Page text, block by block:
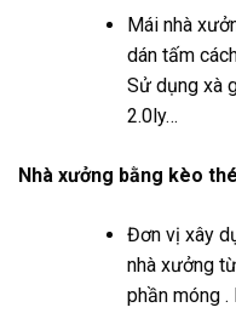
Mái nhà
dán tấm
Sử dụng xà
2.0ly…
Nhà xưởng bằng kèo
Đơn vị xây
nhà xưởng
phần móng